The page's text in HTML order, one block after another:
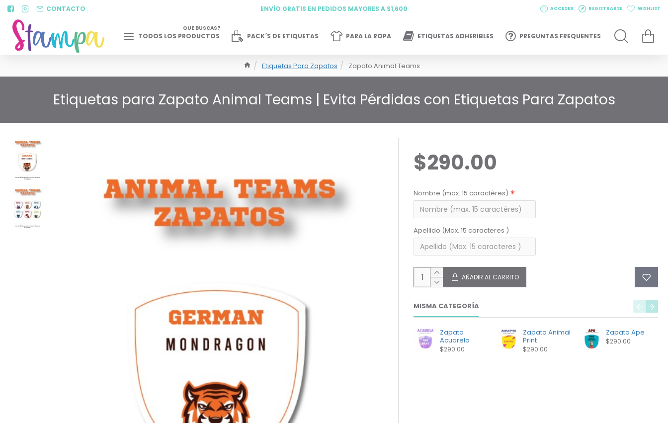
CONTACTO ENVÍO GRATIS EN PEDIDOS MAYORES A $1,600 ACCEDER REGISTRARSE WISHLIST
TODOS LOS PRODUCTOS
QUE BUSCAS?
PACK´S DE ETIQUETAS PARA LA ROPA ETIQUETAS ADHERIBLES PREGUNTAS FREQUENTES
Etiquetas Para Zapatos Zapato Animal Teams
Etiquetas para Zapato Animal Teams | Evita Pérdidas con Etiquetas Para Zapatos
$290.00
Nombre (max. 15 caractères)
Apellido (Max. 15 caracteres )
AÑADIR AL CARRITO
MISMA CATEGORÍA
Zapato
Acuarela
$290.00
Zapato Animal
Print
$290.00
Zapato Ape
$290.00